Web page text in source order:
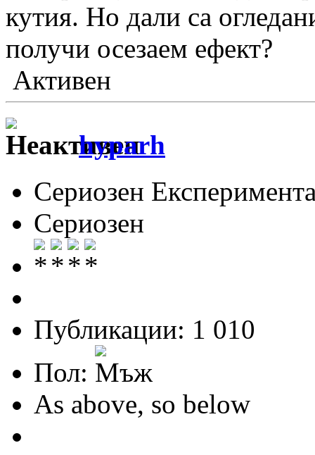
кутия. Но дали са
получи осезаем ефект?
Активен
hyparh
Сериозен
Сериозен
Публикации: 1 010
Пол:
As above, so below